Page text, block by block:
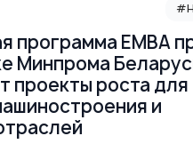
программа ЕМВА
Минпрома
проекты роста для
и